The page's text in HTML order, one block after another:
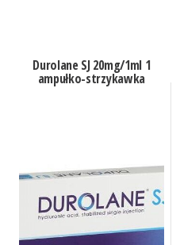
Durolane SJ 20mg/1ml 1
ampułko-strzykawka